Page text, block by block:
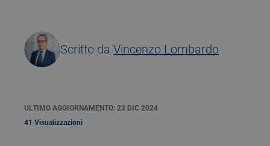
Scritto da Vincenzo Lombardo
ULTIMO AGGIORNAMENTO: 23 DIC 2024
41 Visualizzazioni